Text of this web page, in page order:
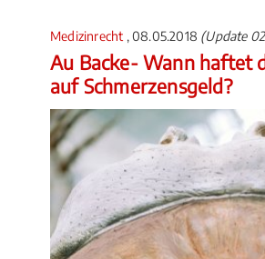
Medizinrecht , 08.05.2018 (Update
Au Backe- Wann haftet
auf Schmerzensgeld?